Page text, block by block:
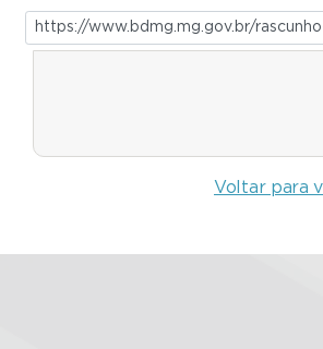
Voltar para